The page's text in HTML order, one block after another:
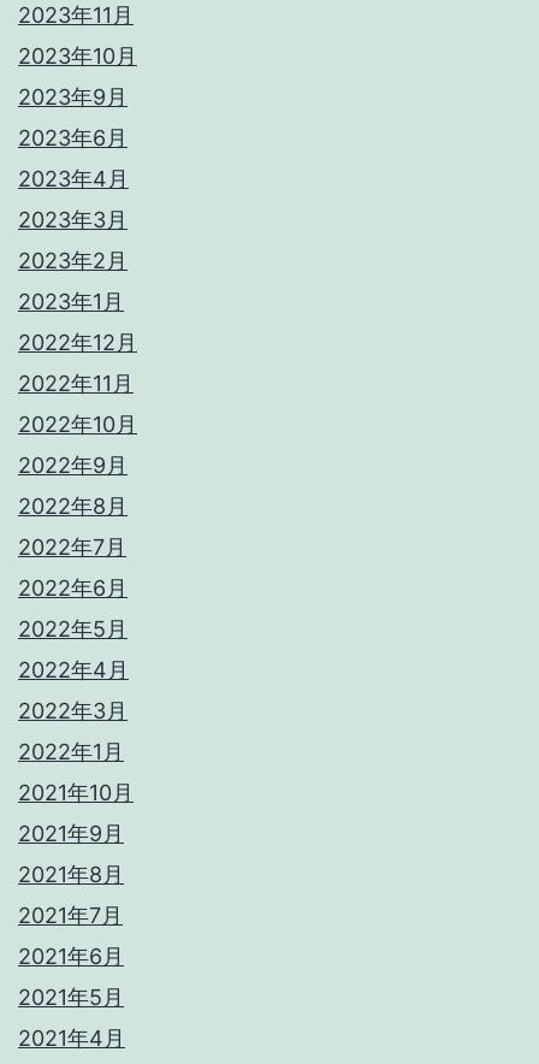
2023年11月
2023年10月
2023年9月
2023年6月
2023年4月
2023年3月
2023年2月
2023年1月
2022年12月
2022年11月
2022年10月
2022年9月
2022年8月
2022年7月
2022年6月
2022年5月
2022年4月
2022年3月
2022年1月
2021年10月
2021年9月
2021年8月
2021年7月
2021年6月
2021年5月
2021年4月